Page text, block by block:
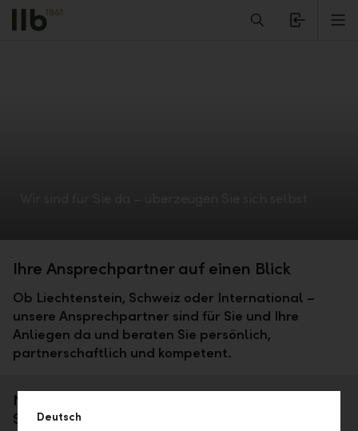
Alerts.Headline
Ihre Ansprechpartner auf einen Blick
Ob Liechtenstein, Schweiz oder International –
unsere Ansprechpartner sind für Sie und Ihre
Anliegen da und beraten Sie persönlich,
partnerschaftlich und kompetent.
Nehmen Sie Kontakt auf – wir freuen uns auf
Sie.Deutsch